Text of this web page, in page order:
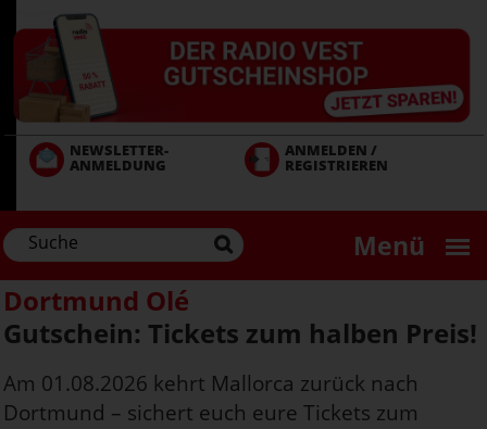
zum
Inhalt
NEWSLETTER-
ANMELDUNG
ANMELDEN /
REGISTRIEREN
Menü
Dortmund Olé
Gutschein: Tickets zum halben Preis!
Am 01.08.2026 kehrt Mallorca zurück nach
Dortmund – sichert euch eure Tickets zum